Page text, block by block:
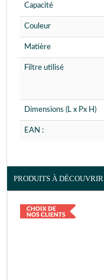
Capacité
Couleur
Matière
Filtre utilisé
Dimensions (L x Px H)
EAN :
PRODUITS À DÉCOUVRIR